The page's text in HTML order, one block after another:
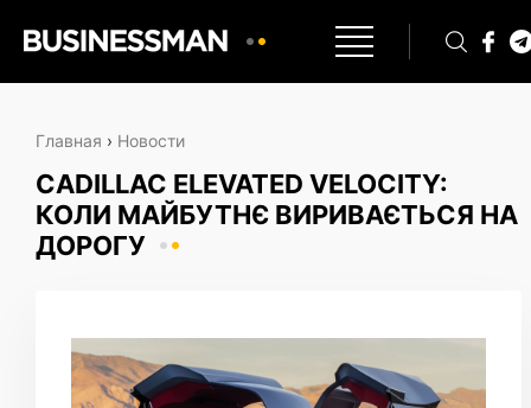
Главная › Новости
CADILLAC ELEVATED VELOCITY:
КОЛИ МАЙБУТНЄ ВИРИВАЄТЬСЯ НА
ДОРОГУ